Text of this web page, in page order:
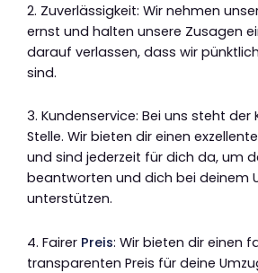
2. Zuverlässigkeit: Wir nehmen
ernst und halten unsere Zusagen
darauf verlassen, dass wir
sind.
3. Kundenservice: Bei uns steht der
Stelle. Wir bieten dir einen
und sind jederzeit für dich da, um
beantworten und dich bei deinem
unterstützen.
4. Fairer Preis: Wir bieten dir einen
transparenten Preis für deine